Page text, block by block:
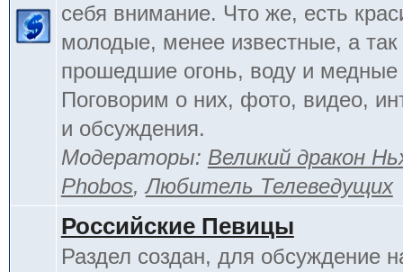
себя внимание. Что же, есть
молодые, менее известные, а
прошедшие огонь, воду и медные
Поговорим о них, фото, видео,
и обсуждения.
Модераторы: Великий дракон
Phobos,Любитель Телеведущих
Российские Певицы
Раздел создан, для обсуждение